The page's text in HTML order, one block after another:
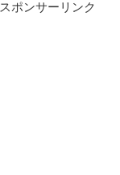
スポンサーリンク